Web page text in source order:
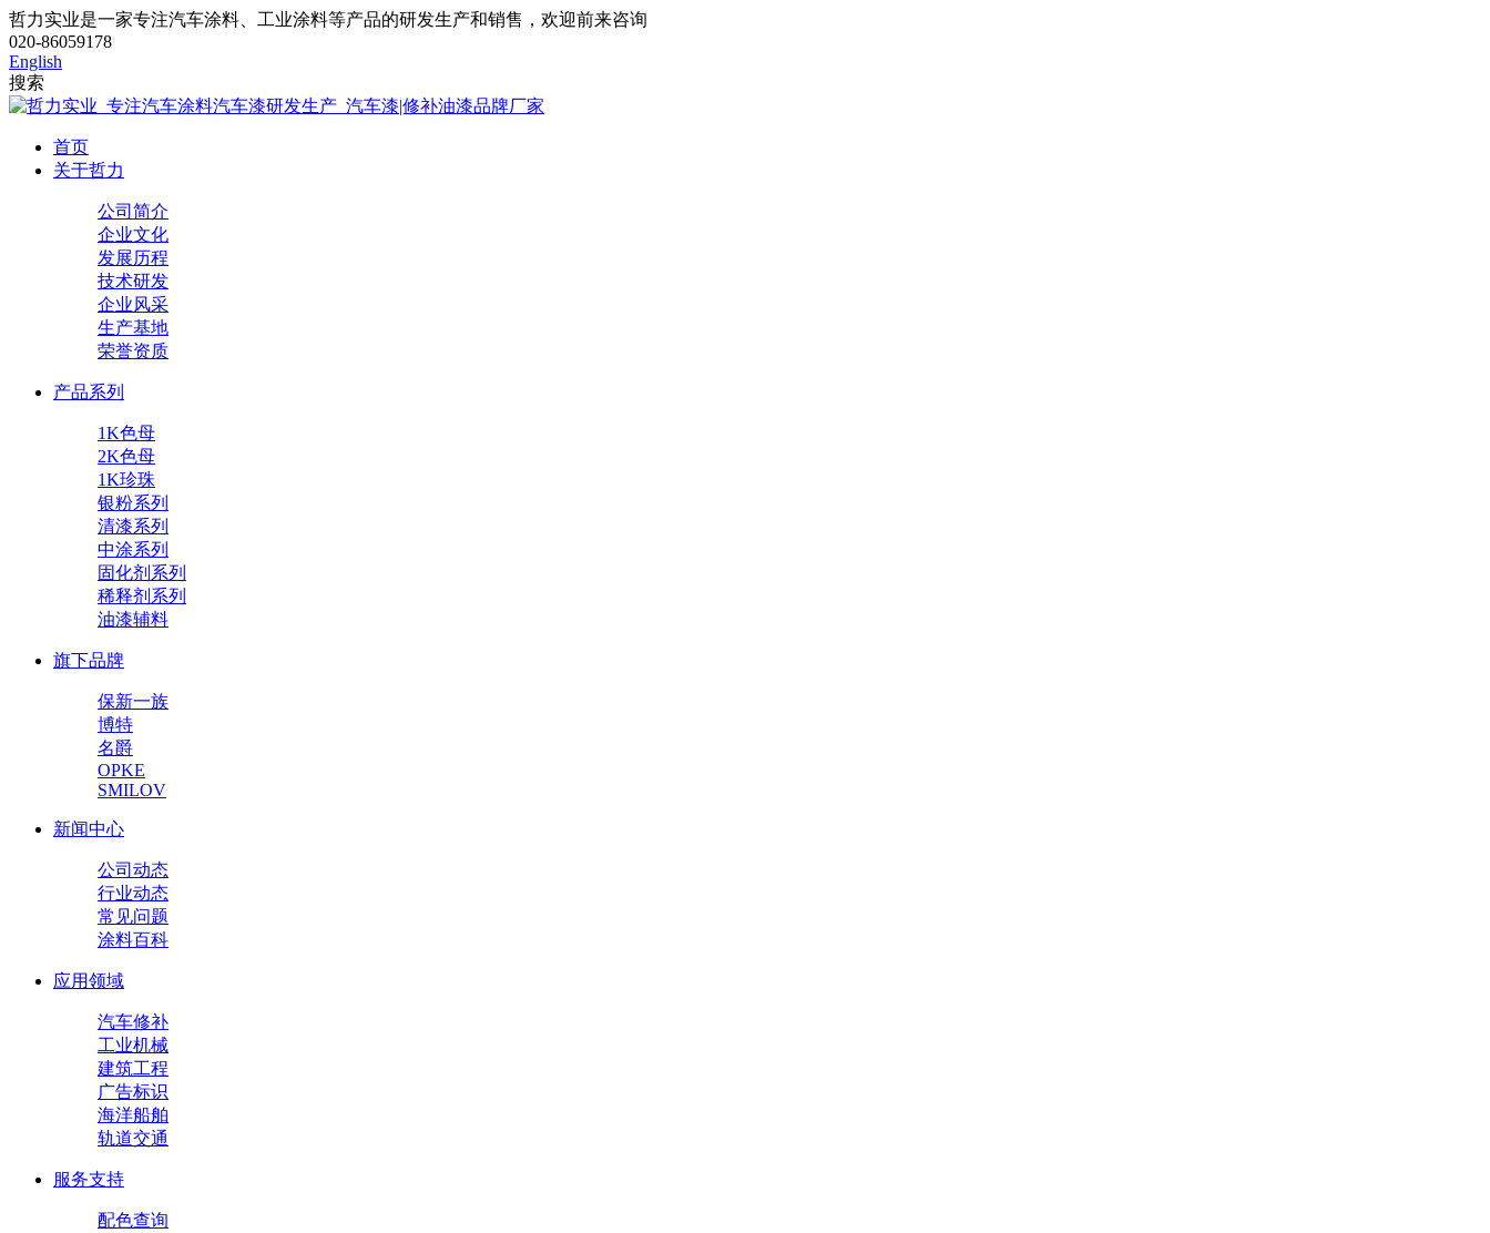
哲力实业是一家专注汽车涂料、工业涂料等产品的研发生产和销售，欢迎前来咨询
020-86059178
English
搜索
首页
关于哲力
公司简介
企业文化
发展历程
技术研发
企业风采
生产基地
荣誉资质
产品系列
1K色母
2K色母
1K珍珠
银粉系列
清漆系列
中涂系列
固化剂系列
稀释剂系列
油漆辅料
旗下品牌
保新一族
博特
名爵
OPKE
SMILOV
新闻中心
公司动态
行业动态
常见问题
涂料百科
应用领域
汽车修补
工业机械
建筑工程
广告标识
海洋船舶
轨道交通
服务支持
配色查询